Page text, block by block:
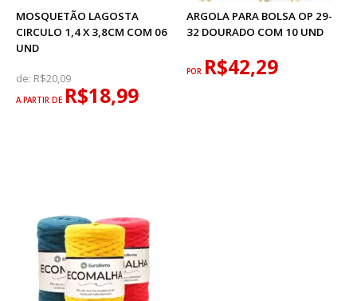
MOSQUETÃO LAGOSTA
CIRCULO 1,4 X 3,8CM COM 06
UND
de: R$20,09
A PARTIR DE R$18,99
ARGOLA PARA BOLSA OP 29-
32 DOURADO COM 10 UND
POR R$42,29